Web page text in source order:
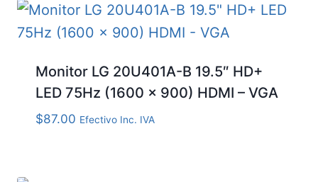
Monitor LG 20U401A-B 19.5″ HD+
LED 75Hz (1600 x 900) HDMI – VGA
$87.00 Efectivo Inc. IVA